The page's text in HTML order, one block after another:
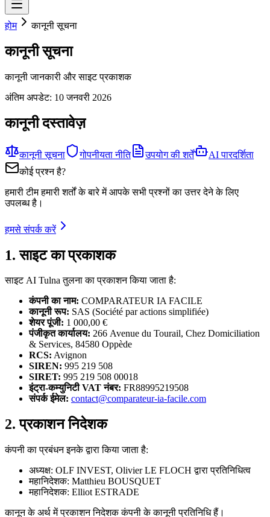
होम कानूनी सूचना
कानूनी सूचना
कानूनी जानकारी और साइट प्रकाशक
अंतिम अपडेट: 10 जनवरी 2026
कानूनी दस्तावेज़
कानूनी सूचना गोपनीयता नीति उपयोग की शर्तें
AI पारदर्शिता
कोई प्रश्न है?
हमारी टीम हमारी शर्तों के बारे में आपके सभी प्रश्नों का उत्तर देने के लिए
उपलब्ध है।
हमसे संपर्क करें
1. साइट का प्रकाशक
साइट AI Tulna तुलना का प्रकाशन किया जाता है:
कंपनी का नाम: COMPARATEUR IA FACILE
कानूनी रूप: SAS (Société par actions simplifiée)
शेयर पूंजी: 1 000,00 €
पंजीकृत कार्यालय: 266 Avenue du Tourail, Chez Domiciliation
& Services, 84580 Oppède
RCS: Avignon
SIREN: 995 219 508
SIRET: 995 219 508 00018
इंट्रा-कम्युनिटी VAT नंबर: FR88995219508
संपर्क ईमेल: contact@comparateur-ia-facile.com
2. प्रकाशन निदेशक
कंपनी का प्रबंधन इनके द्वारा किया जाता है:
अध्यक्ष: OLF INVEST, Olivier LE FLOCH द्वारा प्रतिनिधित्व
महानिदेशक: Matthieu BOUSQUET
महानिदेशक: Elliot ESTRADE
कानून के अर्थ में प्रकाशन निदेशक कंपनी के कानूनी प्रतिनिधि हैं।